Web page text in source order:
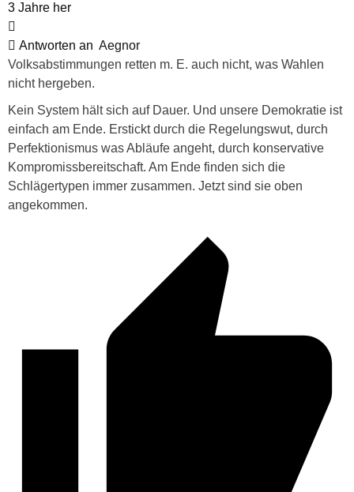
3 Jahre her
Antworten an Aegnor
Volksabstimmungen retten m. E. auch nicht, was Wahlen
nicht hergeben.
Kein System hält sich auf Dauer. Und unsere Demokratie ist
einfach am Ende. Erstickt durch die Regelungswut, durch
Perfektionismus was Abläufe angeht, durch konservative
Kompromissbereitschaft. Am Ende finden sich die
Schlägertypen immer zusammen. Jetzt sind sie oben
angekommen.